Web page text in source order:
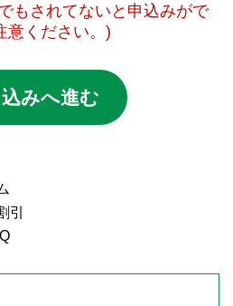
もされてないと申込みがで
意ください。)
みへ進む
引